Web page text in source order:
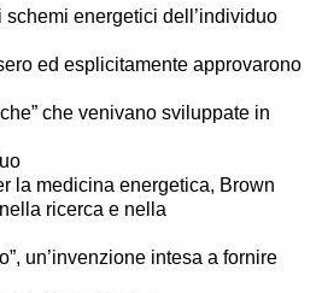
energetici dell’individuo
ed esplicitamente approvarono
che venivano sviluppate in
la medicina energetica, Brown
ricerca e nella
un’invenzione intesa a fornire